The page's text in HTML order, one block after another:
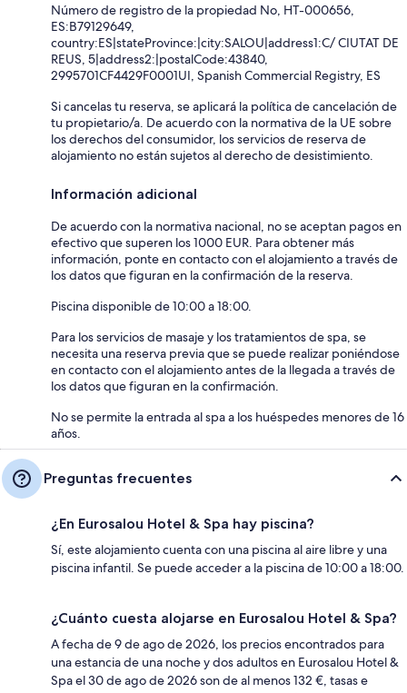
Número de registro de la propiedad No, HT-000656,
ES:B79129649,
country:ES|stateProvince:|city:SALOU|address1:C/ CIUTAT DE
REUS, 5|address2:|postalCode:43840,
2995701CF4429F0001UI, Spanish Commercial Registry, ES
Si cancelas tu reserva, se aplicará la política de cancelación de
tu propietario/a. De acuerdo con la normativa de la UE sobre
los derechos del consumidor, los servicios de reserva de
alojamiento no están sujetos al derecho de desistimiento.
Información adicional
De acuerdo con la normativa nacional, no se aceptan pagos en
efectivo que superen los 1000 EUR. Para obtener más
información, ponte en contacto con el alojamiento a través de
los datos que figuran en la confirmación de la reserva.
Piscina disponible de 10:00 a 18:00.
Para los servicios de masaje y los tratamientos de spa, se
necesita una reserva previa que se puede realizar poniéndose
en contacto con el alojamiento antes de la llegada a través de
los datos que figuran en la confirmación.
No se permite la entrada al spa a los huéspedes menores de 16
años.
Preguntas frecuentes
¿En Eurosalou Hotel & Spa hay piscina?
Sí, este alojamiento cuenta con una piscina al aire libre y una
piscina infantil. Se puede acceder a la piscina de 10:00 a 18:00.
¿Cuánto cuesta alojarse en Eurosalou Hotel & Spa?
A fecha de 9 de ago de 2026, los precios encontrados para
una estancia de una noche y dos adultos en Eurosalou Hotel &
Spa el 30 de ago de 2026 son de al menos 132 €, tasas e